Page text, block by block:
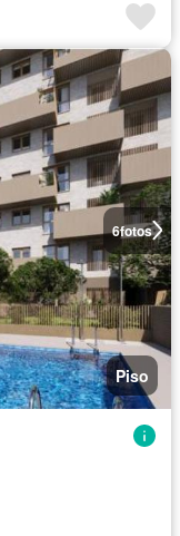
6fotos
Piso